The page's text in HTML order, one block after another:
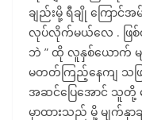
ချည်းမို့ ရီချို ကြောင်အ
လုပ်လိုက်မယ်လေ . ဖြစ်တ
ဘဲ ” ထို လူနှစ်ယောက် မ
မတတ်ကြည့်နေကျ သဖ
အဆင်ပြေအောင် သူတို့ က
မှာထားသည် မို့ မျက်နှ